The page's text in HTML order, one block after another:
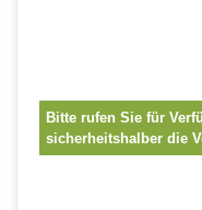
Bitte rufen Sie für
sicherheitshalber die